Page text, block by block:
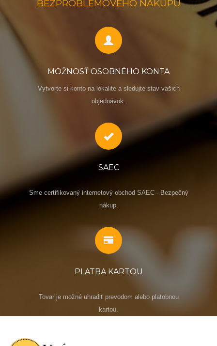
BEZPROBLÉMOVÉHO NÁKUPU
MOŽNOSŤ OSOBNÉHO KONTA
Vytvorte si konto na lokalite a sledujte stav vašich
objednávok.
SAEC
Sme certifikovaný internetový obchod SAEC - Bezpečný
nákup.
PLATBA KARTOU
Tovar je možné uhradiť prevodom alebo platobnou
kartou.